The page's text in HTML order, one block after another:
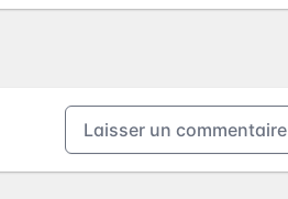
Laisser un commentaire